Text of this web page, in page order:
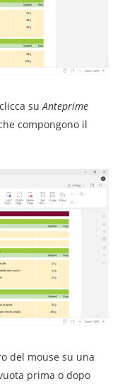
suAnteprime
compongono il
del mouse su una
prima o dopo